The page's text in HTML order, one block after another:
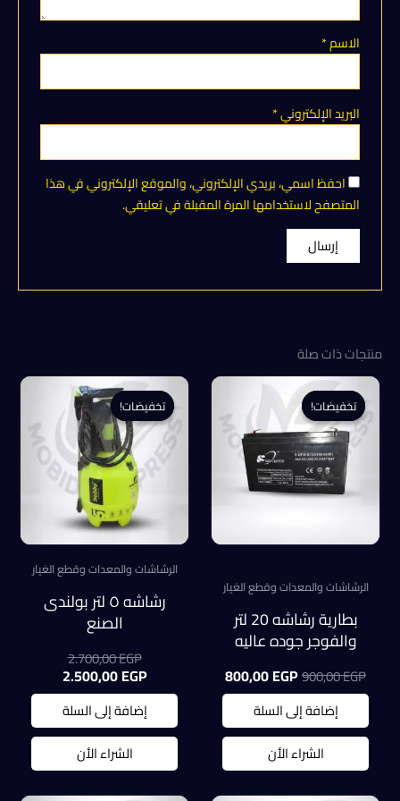
الاسم*
البريد الإلكتروني*
احفظ اسمي، بريدي الإلكتروني، والموقع الإلكتروني في هذا
المتصفح لاستخدامها المرة المقبلة في تعليقي.
منتجات ذات صلة
تخفيضات!
تخفيضات!
الرشاشات والمعدات وقطع الغيار
بطارية رشاشه 20 لتر
والفوجر جوده عاليه
900,00EGP السعر
الأصلي
هو:
900,00 EGP.
800,00EGP السعر
الحالي
800,00 EGP.
إضافة إلى السلة
الشراء الأن
تخفيضات!
تخفيضات!
الرشاشات والمعدات وقطع الغيار
رشاشه ٥ لتر بولندى
الصنع
2.700,00EGP السعر
الأصلي
هو:
2.700,00 EGP.
2.500,00EGP
الحالي
هو:
2.500,00 EGP.
إضافة إلى السلة
الشراء الأن